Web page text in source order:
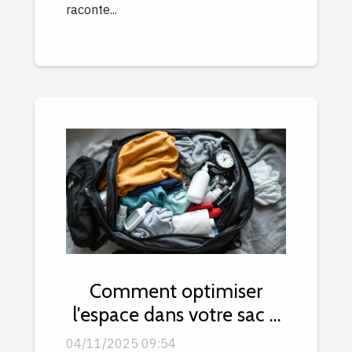
raconte...
Comment optimiser
l'espace dans votre sac à
dos de voyage ?
04/11/2025 09:54